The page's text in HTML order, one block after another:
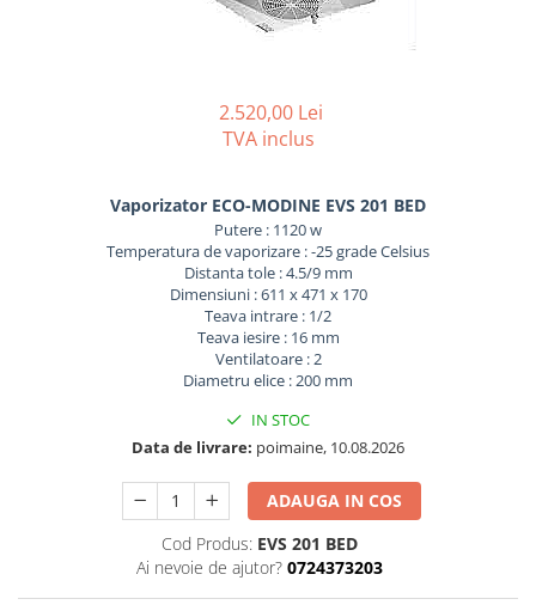
Ventilatoare turbina
VENTILATOARE AXIALE
Compresoare Cubigel R134a
2.520,00 Lei
TVA inclus
Vaporizator ECO-MODINE EVS 201 BED
Putere : 1120 w
Temperatura de vaporizare : -25 grade Celsius
Distanta tole : 4.5/9 mm
Dimensiuni : 611 x 471 x 170
Teava intrare : 1/2
Teava iesire : 16 mm
Ventilatoare : 2
Diametru elice : 200 mm
IN STOC
Data de livrare: poimaine, 10.08.2026
ADAUGA IN COS
Cod Produs: EVS 201 BED
Ai nevoie de ajutor? 0724373203